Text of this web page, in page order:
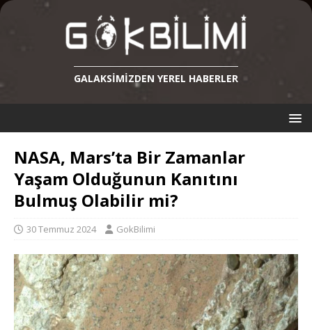
GALAKSIMIZDEN YEREL HABERLER
NASA, Mars’ta Bir Zamanlar
Yaşam Olduğunun Kanıtını
Bulmuş Olabilir mi?
30 Temmuz 2024 GokBilimi